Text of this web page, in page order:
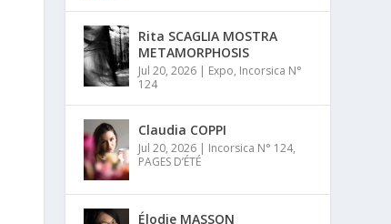
Rita SCAGLIA MOSTRA
METAMORPHOSIS
Jul 20, 2026 | Expo, Incorsica N°
124
Claudia COPPI
Jul 20, 2026 | Incorsica N° 124,
PAGES D’ÉTÉ
Élodie MASSON